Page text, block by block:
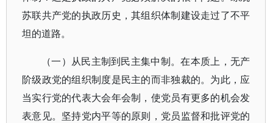
苏联共产党的执政历史，其组织体制建设走过了不平
坦的道路。
（一）从民主制到民主集中制。在本质上，无产
阶级政党的组织制度是民主的而非独裁的。为此，应
当实行党的代表大会年会制，使党员有更多的机会发
表意见。坚持党内平等的原则，党员监督和批评党的